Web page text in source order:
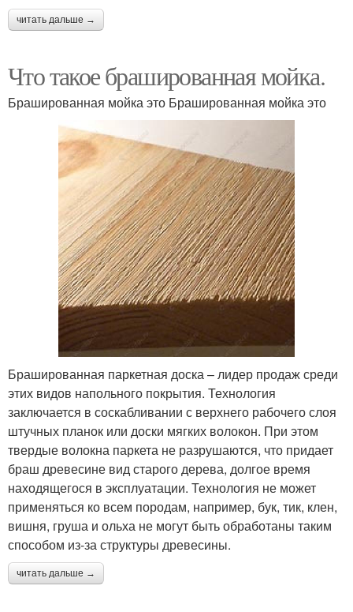
читать дальше →
Что такое брашированная мойка.
Брашированная мойка это Брашированная мойка это
Брашированная паркетная доска – лидер продаж среди
этих видов напольного покрытия. Технология
заключается в соскабливании с верхнего рабочего слоя
штучных планок или доски мягких волокон. При этом
твердые волокна паркета не разрушаются, что придает
браш древесине вид старого дерева, долгое время
находящегося в эксплуатации. Технология не может
применяться ко всем породам, например, бук, тик, клен,
вишня, груша и ольха не могут быть обработаны таким
способом из-за структуры древесины.
читать дальше →